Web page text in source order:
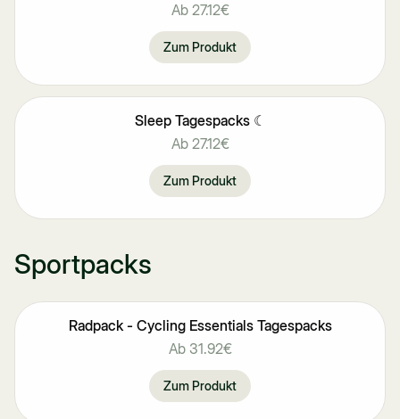
Ab 27.12€
Zum Produkt
Sleep Tagespacks ☾
Ab 27.12€
Zum Produkt
Sportpacks
Radpack - Cycling Essentials Tagespacks
Ab 31.92€
Zum Produkt